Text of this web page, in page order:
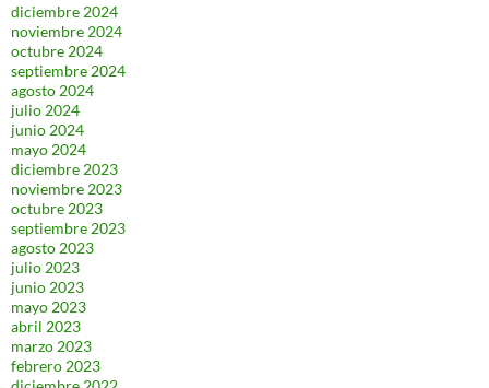
diciembre 2024
noviembre 2024
octubre 2024
septiembre 2024
agosto 2024
julio 2024
junio 2024
mayo 2024
diciembre 2023
noviembre 2023
octubre 2023
septiembre 2023
agosto 2023
julio 2023
junio 2023
mayo 2023
abril 2023
marzo 2023
febrero 2023